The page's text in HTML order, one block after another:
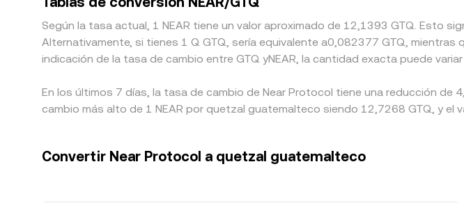
Según la tasa actual, 1 NEAR tiene un valor aproximado de 12,1393 GTQ. Esto
Alternativamente, si tienes 1 Q GTQ, sería equivalente a0,082377 GTQ,
indicación de la tasa de cambio entre GTQ yNEAR, la cantidad exacta puede
En los últimos 7 días, la tasa de cambio de Near Protocol tiene una reducción
cambio más alto de 1 NEAR por quetzal guatemalteco siendo 12,7268 GTQ, y el
Convertir Near Protocol a quetzal guatemalteco